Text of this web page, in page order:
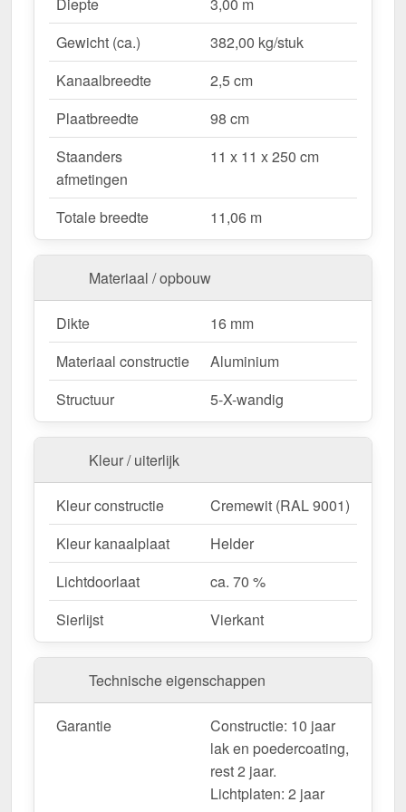
RAL 9001?
Duurzaam & stabiel
– Hoogwaardige Aluminium
constructie voor maximale weersbestendigheid.
Effectieve bescherming tegen weersinvloeden
– Bestendige Polycarbonaat dakbedekking
beschermt tegen regen & UV-straling.
Robuust voor alle weersomstandigheden
Beschikbaar voor sneeuwzone 2 (0,85 kN/m²),
ideaal voor verschillende klimatologische
omstandigheden.
Optimale lichttransmissie– Heldere &
vriendelijke sfeer met ongeveer 70 %
lichttransmissie.
Geïntegreerde dakgoot– Waterafvoer via de
verborgen goot, esthetisch & functioneel.
Ruimtebesparend design– Met slechts 3
berichten blijft uw terras open & ruimtelijk.
Aangepaste look
– Verkrijgbaar met Vierkant
Garantie– 10 jaar voor kwaliteit en veiligheid op
Ideaal voor de volgende toepassingen:
Terrassen & zithoeken– Bescherming tegen
zon en regen voor gezellige buitenruimtes.
Gastronomie & Hotels– Hoogwaardige
dakbedekking voor buiten & klantencomfort.
bescherming voor voertuigen & fietsen.
Pergolen.
Nieuwe gebouwen & renovaties– Flexibele
oplossing voor nieuwe en bestaande gebouwen.
Diepte
3,00 m
Gewicht (ca.)
382,00 kg/stuk
Kanaalbreedte
2,5 cm
Plaatbreedte
98 cm
Staanders
afmetingen
11 x 11 x 250 cm
Totale breedte 11,06 m
Materiaal / opbouw
Dikte
16 mm
Materiaal constructie
Aluminium
Structuur
5-X-wandig
Kleur / uiterlijk
Kleur constructie
Cremewit (RAL 9001)
Kleur kanaalplaat
Helder
Lichtdoorlaat
ca. 70 %
Sierlijst
Vierkant
Technische eigenschappen
Garantie
Constructie: 10 jaar
lak en poedercoating,
rest 2 jaar.
Lichtplaten: 2 jaar